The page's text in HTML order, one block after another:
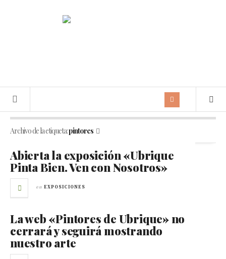
Archivo de la etiqueta:pintores
Abierta la exposición «Ubrique
Pinta Bien. Ven con Nosotros»
en EXPOSICIONES
La web «Pintores de Ubrique» no
cerrará y seguirá mostrando
nuestro arte